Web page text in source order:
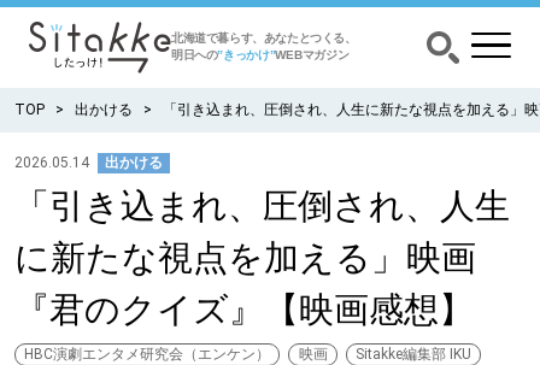
北海道で暮らす、あなたとつくる、
明日への”きっかけ”WEBマガジン
CATEGORY カテゴリー
食べる
出かける
TOP 出かける 「引き込まれ、圧倒され、人生に新たな視点を加える」
2026.05.14 出かける
「引き込まれ、圧倒され、人生
に新たな視点を加える」映画
『君のクイズ』【映画感想】
HBC演劇エンタメ研究会（エンケン） 映画 Sitakke編集部 IKU